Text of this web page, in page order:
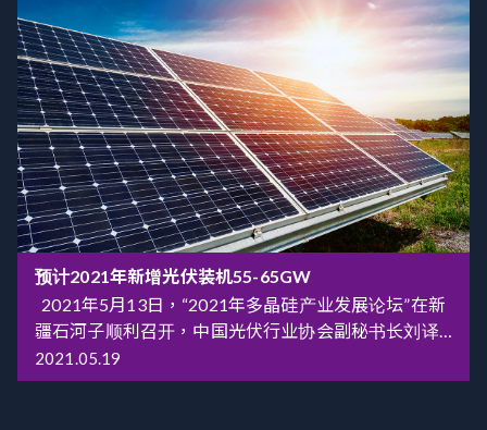
这几个月都是户用光伏装机的旺季，再加上有整县光
伏试点新政护航，理论上完成全年新增15GW的装机
量并不难。 可就在户用光伏装机市场刚活跃之时，光
伏市场再次陷入内卷。8月19日，隆基股份宣布G1、
M6上涨0.2元，分别报价4.99元/片、5.09元/片，M10
上涨0.24元，报价6.11元/片。 此前，在硅料价格最高
涨至210元/kg带动下，中环股份和通威股份相继宣布
上调硅片、电池片价格。上周，中环股份率先上调价
格，M6、G12规格每片上涨0.44元，G1每片上涨0.26
元。 随后，通威公布了8月份太阳能电池片指导价，单
晶电池上涨0.02-0.04元/W，其中G1电池报价1.12
元/W，M6达到1.03元/W，G12为1.02元/W。 中国电
力网查阅公开资料发现，近期，某光伏胶粘剂头部企
业发布产品价格调整通知，宣布自2021年8月18日(含
当日)起，所提供光伏胶粘剂产品发货订单执行价格全
0.2%)。 开年以来国产逆变器在优势市场品牌和渠道壁
垒进一步加深、渗透率持续提升;在美国、日韩等市占
率较低的市场则通过贴牌等方式逐步渗透;国产逆变器
加速出海逻辑依旧，这意味着今年国产逆变器的出货
量预计依然将处于同比高增态势。 芯片供应问题导致
供需偏紧，发生价格战的概率较小。随着国产逆变器
海外渗透率的持续提升，市场开始担心行业竞争强度
加剧导致恶性价格战以及随之而来的企业盈利恶化，
而2021 年逆变器供需的新变化将导致这一假设发生的
概率变得很小。供给方面，作为光伏电站的“大脑”，电
子元器件是光伏逆变器的主要原材料，涵盖了功率芯
片(IGBT)、逻辑芯片、DSP 和传感器芯片等等。
2020Q4 随着下游需求复苏，芯片供需错配问题逐渐
显现，2021年4 月初恩智浦、瑞萨等53 家芯片原厂由
预计2021年新增光伏装机55-65GW
2021年5月13日，“2021年多晶硅产业发展论坛”在新
疆石河子顺利召开，中国光伏行业协会副秘书长刘译
阳应邀出席并做《2020年光伏产业发展回顾与2021年
展望》主题报告。 全球疫情中光伏行业显示出超
2021.05.19